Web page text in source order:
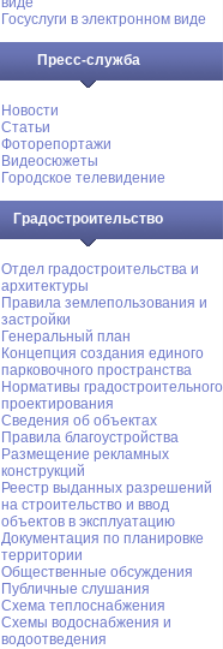
Госуслуги в электронном виде
Пресс-служба
Новости
Статьи
Фоторепортажи
Видеосюжеты
Городское телевидение
Градостроительство
Отдел градостроительства и
архитектуры
Правила землепользования и
застройки
Генеральный план
Концепция создания единого
парковочного пространства
Нормативы градостроительного
проектирования
Сведения об объектах
Правила благоустройства
Размещение рекламных
конструкций
Реестр выданных разрешений
на строительство и ввод
объектов в эксплуатацию
Документация по планировке
территории
Общественные обсуждения
Публичные слушания
Схема теплоснабжения
Схемы водоснабжения и
водоотведения